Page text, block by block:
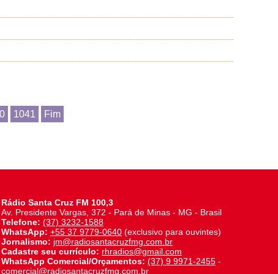
1041 Fim
Rádio Santa Cruz FM 100,3
Av. Presidente Vargas, 372 - Pará de Minas - MG - Brasil
Telefone: (37) 3232-1588
WhatsApp: +55 37 9779-0640 (exclusivo para ouvintes)
Jornalismo: jm@radiosantacruzfmg.com.br
Cadastre seu currículo: rhradios@gmail.com
WhatsApp Comercial/Orçamentos: (37) 9 9971-2455 -
comercial@radiosantacruzfmg.com.br